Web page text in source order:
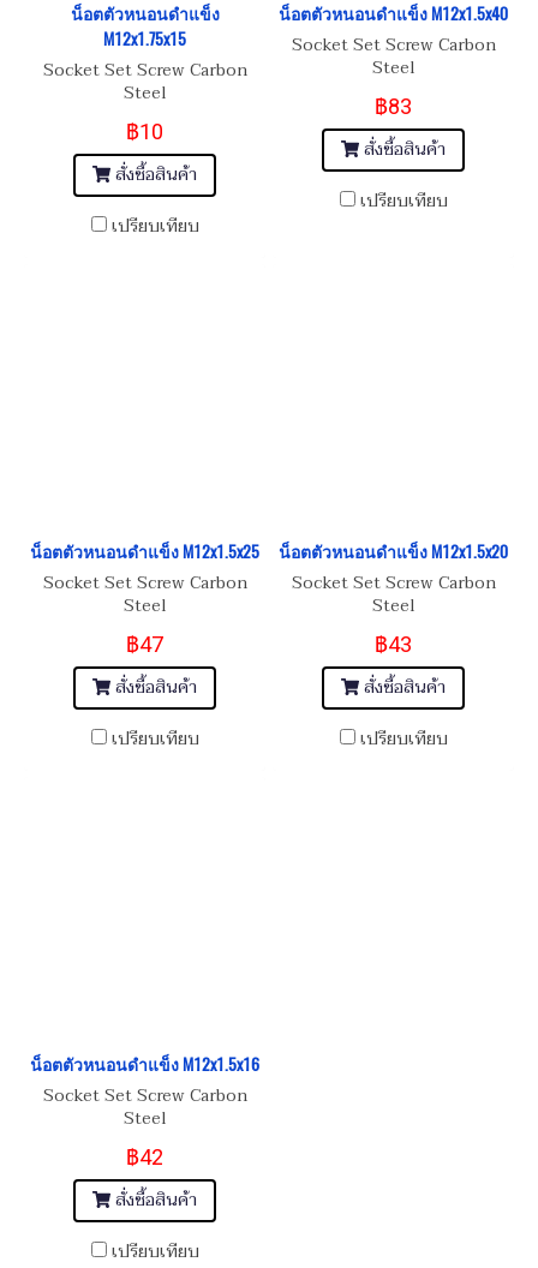
น็อตตัวหนอนดำแข็ง
M12x1.75x15
Socket Set Screw Carbon
Steel
฿10
สั่งซื้อสินค้า
เปรียบเทียบ
น็อตตัวหนอนดำแข็ง M12x1.5x40
Socket Set Screw Carbon
Steel
฿83
สั่งซื้อสินค้า
เปรียบเทียบ
น็อตตัวหนอนดำแข็ง M12x1.5x25
Socket Set Screw Carbon
Steel
฿47
สั่งซื้อสินค้า
เปรียบเทียบ
น็อตตัวหนอนดำแข็ง M12x1.5x20
Socket Set Screw Carbon
Steel
฿43
สั่งซื้อสินค้า
เปรียบเทียบ
น็อตตัวหนอนดำแข็ง M12x1.5x16
Socket Set Screw Carbon
Steel
฿42
สั่งซื้อสินค้า
เปรียบเทียบ